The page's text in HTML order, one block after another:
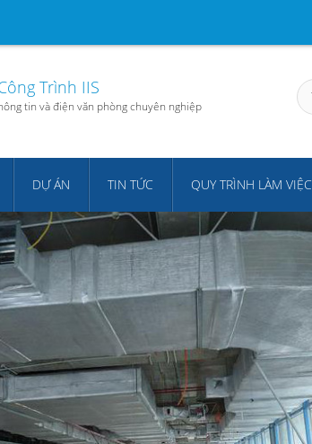
Trình IIS
tin và điện văn phòng chuyên nghiệp
DỰ ÁN TIN TỨC QUY TRÌNH LÀM VIỆC